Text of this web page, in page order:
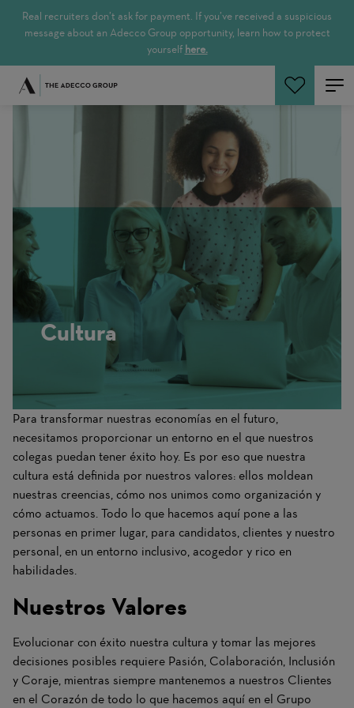
Real recruiters don’t ask for payment. If you’ve received a suspicious
message about an Adecco Group opportunity, learn how to protect
yourself here.
Buscar empleos
Cultura
Para transformar nuestras economías en el futuro,
necesitamos proporcionar un entorno en el que nuestros
colegas puedan tener éxito hoy. Es por eso que nuestra
cultura está definida por nuestros valores: ellos moldean
nuestras creencias, cómo nos unimos como organización y
cómo actuamos. Todo lo que hacemos aquí pone a las
personas en primer lugar, para candidatos, clientes y nuestro
personal, en un entorno inclusivo, acogedor y rico en
habilidades.
Nuestros Valores
Evolucionar con éxito nuestra cultura y tomar las mejores
decisiones posibles requiere Pasión, Colaboración, Inclusión
y Coraje, mientras siempre mantenemos a nuestros Clientes
en el Corazón de todo lo que hacemos aquí en el Grupo